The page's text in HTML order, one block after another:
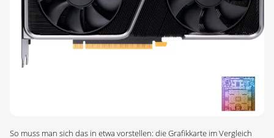
So muss man sich das in etwa vorstellen: die Grafikkarte im Vergleich